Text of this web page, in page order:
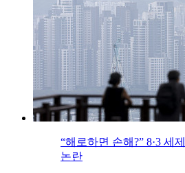
“해로하면 손해?” 8·3 세
논란